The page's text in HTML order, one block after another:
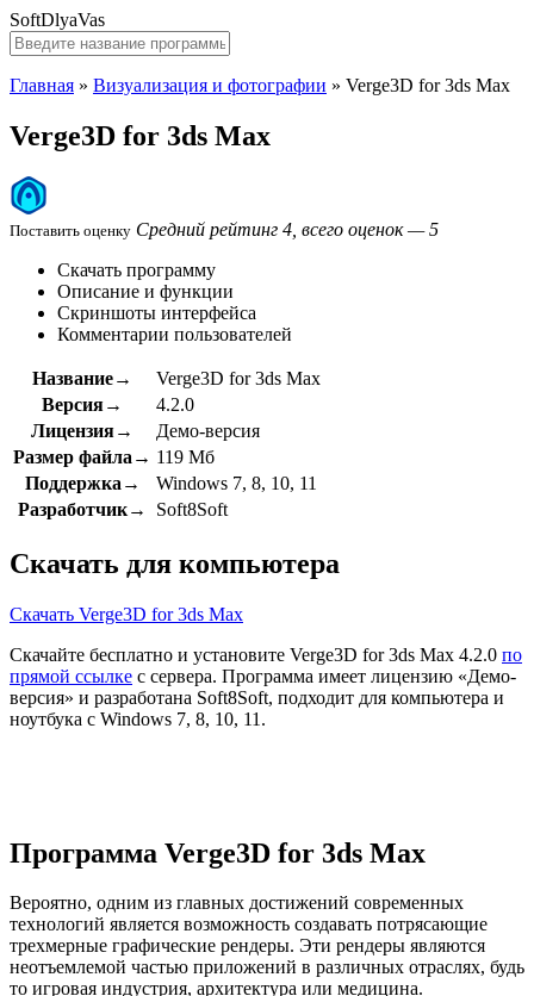
SoftDlyaVas
Главная » Визуализация и фотографии » Verge3D for 3ds Max
Verge3D for 3ds Max
Поставить оценку Средний рейтинг 4, всего оценок — 5
Скачать программу
Описание и функции
Скриншоты интерфейса
Комментарии пользователей
Название→
Verge3D for 3ds Max
Версия→
4.2.0
Лицензия→
Демо-версия
Размер файла→ 119 Мб
Поддержка→
Windows 7, 8, 10, 11
Разработчик→
Soft8Soft
Скачать для компьютера
Скачать Verge3D for 3ds Max
Скачайте бесплатно и установите Verge3D for 3ds Max 4.2.0 по
прямой ссылке с сервера. Программа имеет лицензию «Демо-
версия» и разработана Soft8Soft, подходит для компьютера и
ноутбука с Windows 7, 8, 10, 11.
Программа Verge3D for 3ds Max
Вероятно, одним из главных достижений современных
технологий является возможность создавать потрясающие
трехмерные графические рендеры. Эти рендеры являются
неотъемлемой частью приложений в различных отраслях, будь
то игровая индустрия, архитектура или медицина.